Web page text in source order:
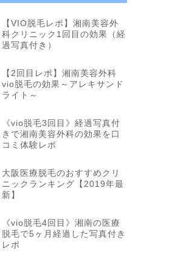
【VIO脱毛レポ】湘南美容外
科クリニック1回目の効果（経
過写真付き）
【2回目レポ】湘南美容外科
vio脱毛の効果～アレキサンド
ライト～
《vio脱毛3回目》経過写真付
きで湘南美容外科の効果を口
コミ体験レポ
大阪医療脱毛のおすすめクリ
ニックランキング【2019年最
新】
《vio脱毛4回目》湘南の医療
脱毛で5ヶ月経過した写真付き
レポ